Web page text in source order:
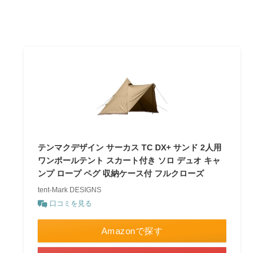
テンマクデザイン サーカス TC DX+ サンド 2人用
ワンポールテント スカート付き ソロ デュオ キャ
ンプ ロープ ペグ 収納ケース付 フルクローズ
tent-Mark DESIGNS
口コミを見る
Amazonで探す